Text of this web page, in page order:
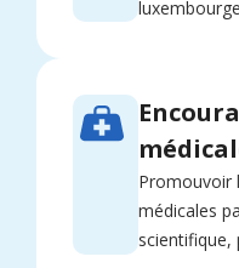
Promouvoir
médicales
scientifique,